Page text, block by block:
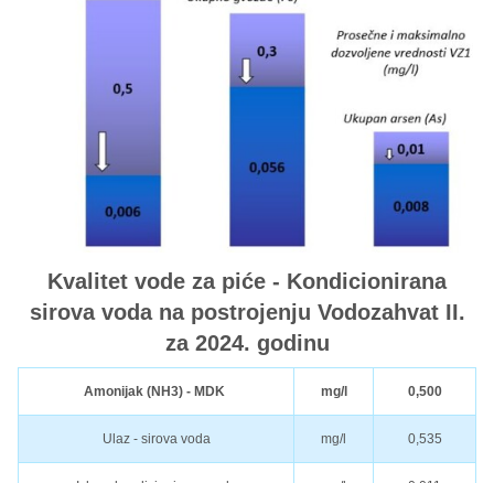
Kvalitet vode za piće - Kondicionirana
sirova voda na postrojenju Vodozahvat II.
za 2024. godinu
Amonijak (NH3) - MDK mg/l 0,500
Ulaz - sirova voda mg/l 0,535